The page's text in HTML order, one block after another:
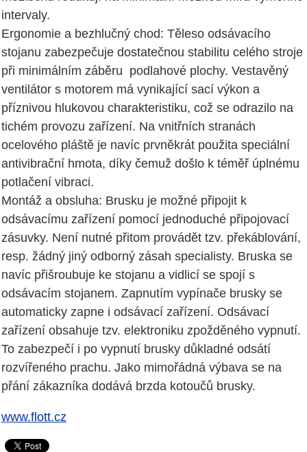
intervaly.
Ergonomie a bezhlučný chod: Těleso odsávacího
stojanu zabezpečuje dostatečnou stabilitu celého stroje
při minimálním záběru podlahové plochy. Vestavěný
ventilátor s motorem má vynikající sací výkon a
příznivou hlukovou charakteristiku, což se odrazilo na
tichém provozu zařízení. Na vnitřních stranách
ocelového pláště je navíc prvněkrát použita speciální
antivibrační hmota, díky čemuž došlo k téměř úplnému
potlačení vibraci.
Montáž a obsluha: Brusku je možné připojit k
odsávacímu zařízení pomocí jednoduché připojovací
zásuvky. Není nutné přitom provádět tzv. překáblování,
resp. žádný jiný odborný zásah specialisty. Bruska se
navíc přišroubuje ke stojanu a vidlicí se spojí s
odsávacím stojanem. Zapnutím vypínače brusky se
automaticky zapne i odsávací zařízení. Odsávací
zařízení obsahuje tzv. elektroniku zpožděného vypnutí.
To zabezpečí i po vypnutí brusky důkladné odsátí
rozvířeného prachu. Jako mimořádná výbava se na
přání zákazníka dodává brzda kotoučů brusky.
www.flott.cz